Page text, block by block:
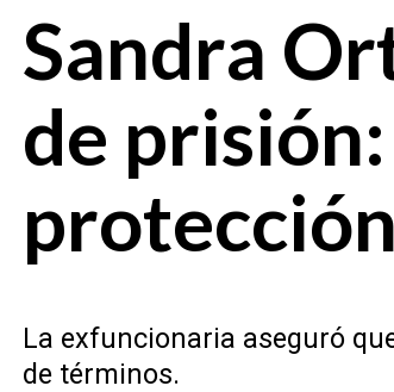
Sandra
de
La exfuncionaria aseguró
de términos.